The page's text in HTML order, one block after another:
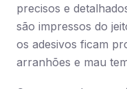
precisos e
são impressos do
os adesivos ficam
arranhões e mau